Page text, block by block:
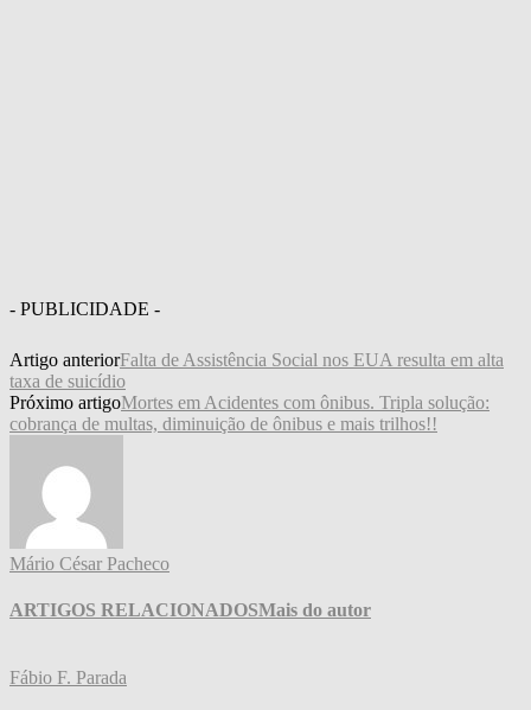
- PUBLICIDADE -
Artigo anteriorFalta de Assistência Social nos EUA resulta em alta
taxa de suicídio
Próximo artigoMortes em Acidentes com ônibus. Tripla solução:
cobrança de multas, diminuição de ônibus e mais trilhos!!
Mário César Pacheco
ARTIGOS RELACIONADOSMais do autor
Fábio F. Parada